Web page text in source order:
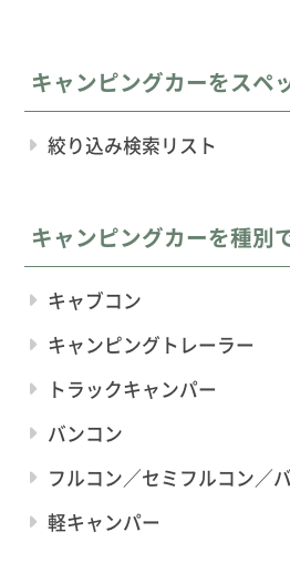
キャンピングカーをスペ
絞り込み検索リスト
キャンピングカーを種別
キャブコン
キャンピングトレーラー
トラックキャンパー
バンコン
フルコン／セミフルコン／
軽キャンパー